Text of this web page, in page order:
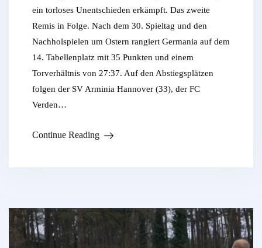
ein torloses Unentschieden erkämpft. Das zweite
Remis in Folge. Nach dem 30. Spieltag und den
Nachholspielen um Ostern rangiert Germania auf dem
14. Tabellenplatz mit 35 Punkten und einem
Torverhältnis von 27:37. Auf den Abstiegsplätzen
folgen der SV Arminia Hannover (33), der FC
Verden…
Continue Reading